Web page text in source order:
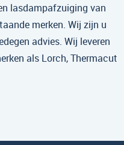
lasdampafzuiging van
merken. Wij zijn u
advies. Wij leveren
als Lorch, Thermacut